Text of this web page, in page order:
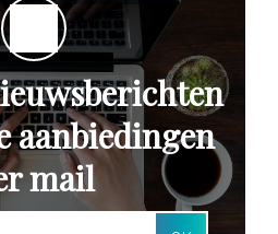
aanbiedingen
mail